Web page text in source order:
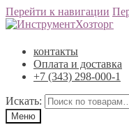
Перейти к навигации
контакты
Оплата и доставка
+7 (343) 298-000-1
Искать:
Меню